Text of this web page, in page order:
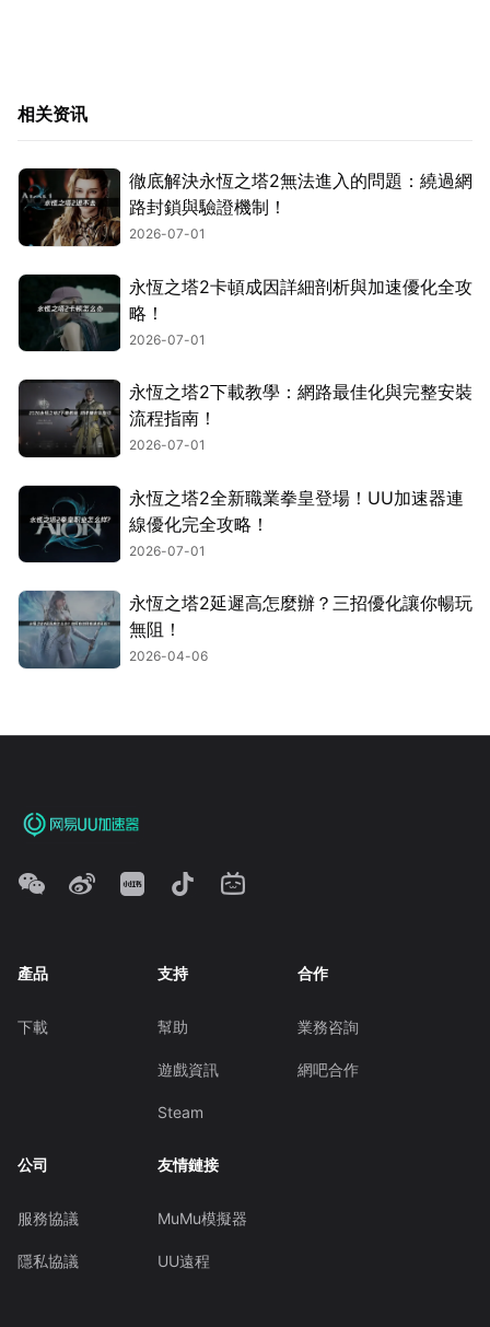
相关资讯
徹底解決永恆之塔2無法進入的問題：繞過網
路封鎖與驗證機制！
2026-07-01
永恆之塔2卡頓成因詳細剖析與加速優化全攻
略！
2026-07-01
永恆之塔2下載教學：網路最佳化與完整安裝
流程指南！
2026-07-01
永恆之塔2全新職業拳皇登場！UU加速器連
線優化完全攻略！
2026-07-01
永恆之塔2延遲高怎麼辦？三招優化讓你暢玩
無阻！
2026-04-06
產品
下載
支持
幫助
遊戲資訊
Steam
合作
業務咨詢
網吧合作
公司
服務協議
隱私協議
友情鏈接
MuMu模擬器
UU遠程